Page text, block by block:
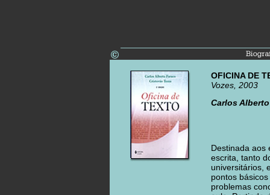
OFICINA DE
Vozes, 2003
Carlos
Destinada aos
escrita, tanto
universitários,
pontos
problemas